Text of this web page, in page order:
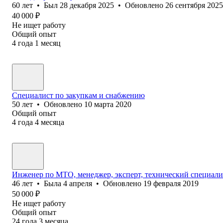
60 лет • Был 28 декабря 2025 • Обновлено 26 сентября 2025
40 000 ₽
Не ищет работу
Общий опыт
4 года 1 месяц
Специалист по закупкам и снабжению
50 лет • Обновлено 10 марта 2020
Общий опыт
4 года 4 месяца
Инженер по МТО, менеджер, эксперт, технический
46 лет • Была 4 апреля • Обновлено 19 февраля 2019
50 000 ₽
Не ищет работу
Общий опыт
24 года 3 месяца